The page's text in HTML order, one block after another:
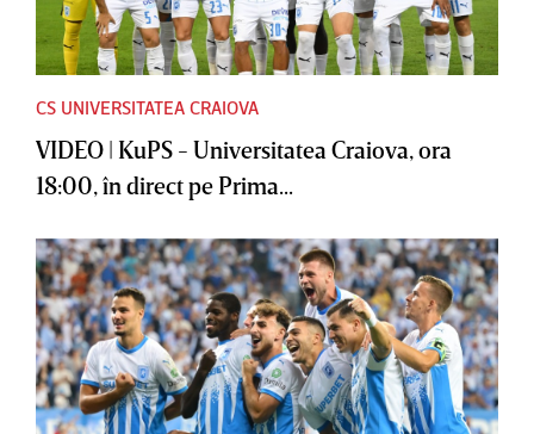
CS UNIVERSITATEA CRAIOVA
VIDEO | KuPS - Universitatea Craiova, ora
18:00, în direct pe Prima...